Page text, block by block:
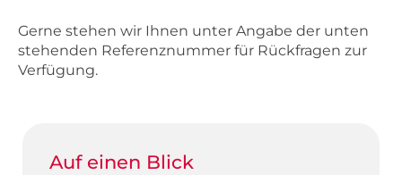
Gerne stehen wir Ihnen unter Angabe der unten
stehenden Referenznummer für Rückfragen zur
Verfügung.
Auf einen Blick